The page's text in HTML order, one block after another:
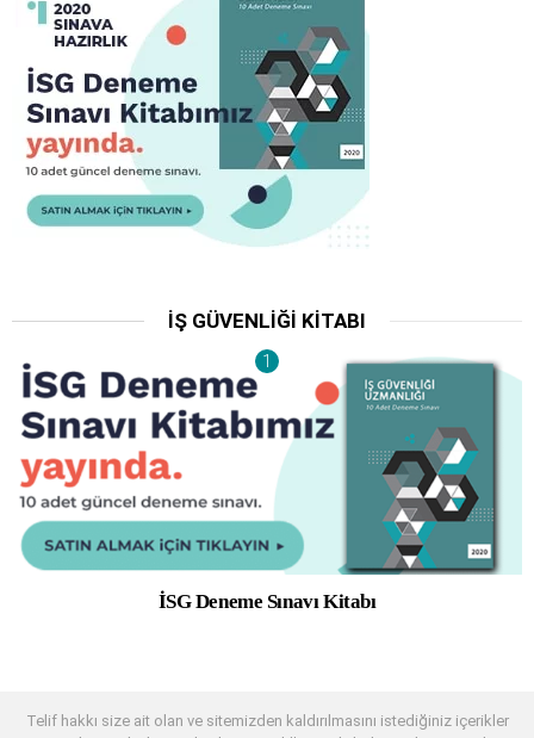
İŞ GÜVENLIĞI KITABI
İSG Deneme Sınavı Kitabı
Telif hakkı size ait olan ve sitemizden kaldırılmasını istediğiniz içerikler